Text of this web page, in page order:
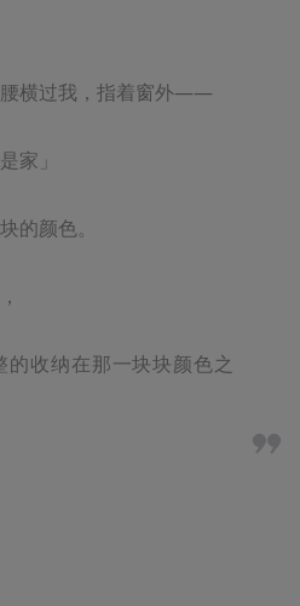
横过我，指着窗外——
家」
的颜色。
收纳在那一块块颜色之